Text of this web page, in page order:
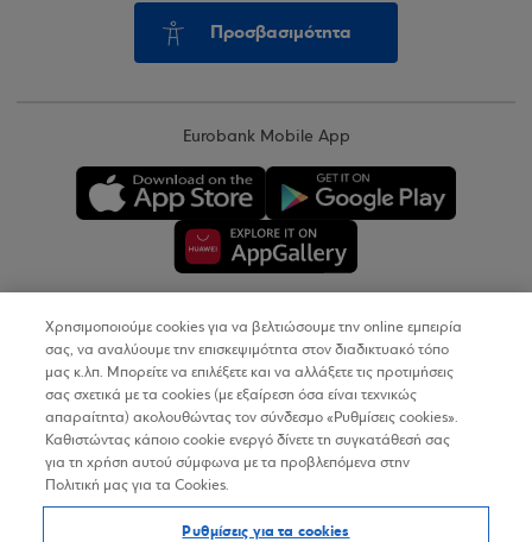
Προσβασιμότητα
Eurobank Mobile App
Copyright © 2026
Όροι Χρήσης
Προσωπικά Δεδομένα στον Διαδικτυακό Τόπο
Χρησιμοποιούμε cookies για να βελτιώσουμε την online εμπειρία
σας, να αναλύουμε την επισκεψιμότητα στον διαδικτυακό τόπο
μας κ.λπ. Μπορείτε να επιλέξετε και να αλλάξετε τις προτιμήσεις
σας σχετικά με τα cookies (με εξαίρεση όσα είναι τεχνικώς
απαραίτητα) ακολουθώντας τον σύνδεσμο «Ρυθμίσεις cookies».
Καθιστώντας κάποιο cookie ενεργό δίνετε τη συγκατάθεσή σας
για τη χρήση αυτού σύμφωνα με τα προβλεπόμενα στην
Πολιτική μας για τα Cookies.
Ρυθμίσεις για τα cookies